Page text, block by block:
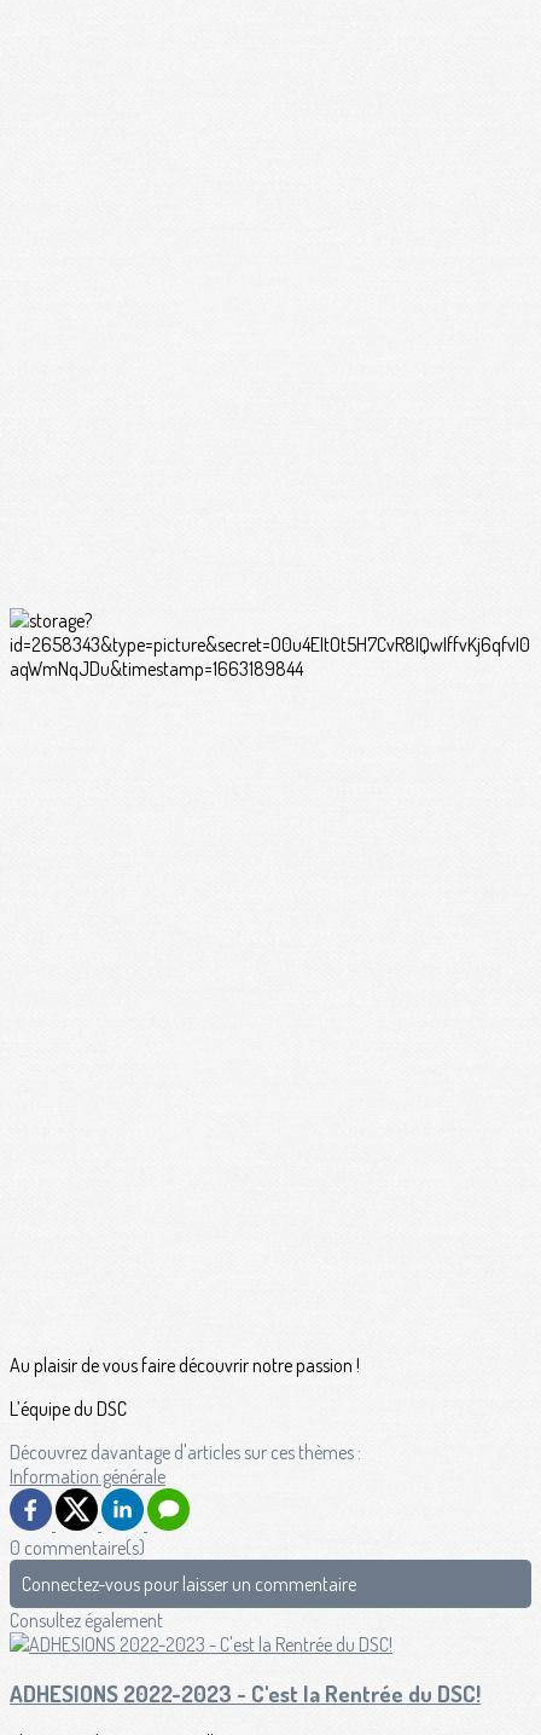
Au plaisir de vous faire découvrir notre passion !
L’équipe du DSC
Découvrez davantage d'articles sur ces thèmes :
Information générale
0 commentaire(s)
Connectez-vous pour laisser un commentaire
Consultez également
ADHESIONS 2022-2023 - C'est la Rentrée du DSC!